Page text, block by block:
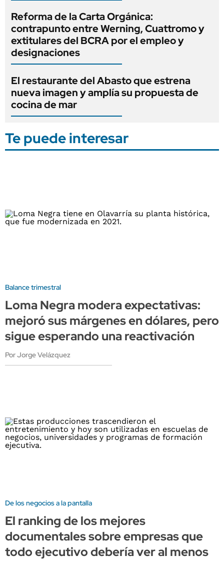
Reforma de la Carta Orgánica:
contrapunto entre Werning, Cuattromo y
extitulares del BCRA por el empleo y
designaciones
El restaurante del Abasto que estrena
nueva imagen y amplía su propuesta de
cocina de mar
Te puede interesar
Balance trimestral
Loma Negra modera expectativas:
mejoró sus márgenes en dólares, pero
sigue esperando una reactivación
Por Jorge Velázquez
De los negocios a la pantalla
El ranking de los mejores
documentales sobre empresas que
todo ejecutivo debería ver al menos